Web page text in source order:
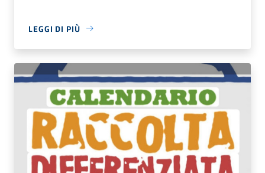
LEGGI DI PIÙ